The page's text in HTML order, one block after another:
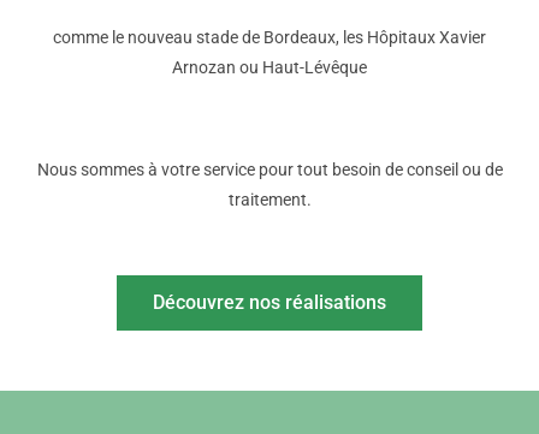
comme le nouveau stade de Bordeaux, les Hôpitaux Xavier
Arnozan ou Haut-Lévêque
Nous sommes à votre service pour tout besoin de conseil ou de
traitement.
Découvrez nos réalisations